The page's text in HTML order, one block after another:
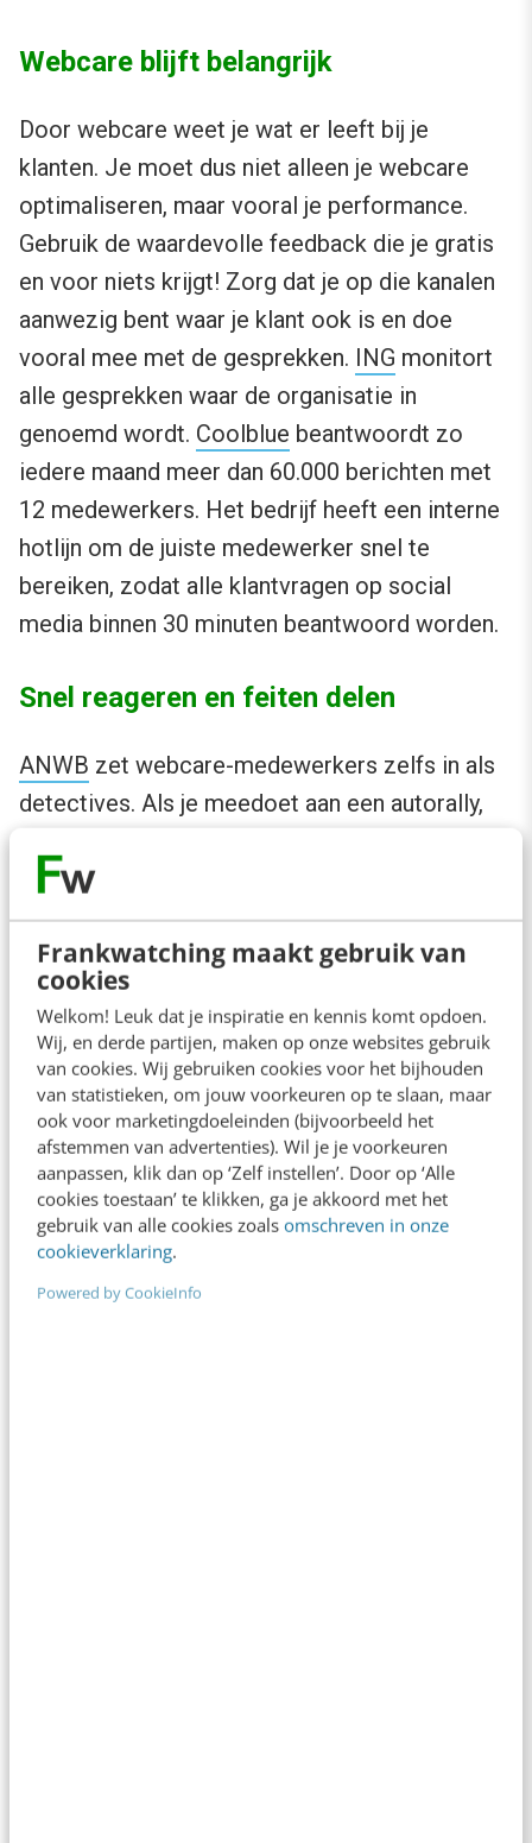
Frankwatching maakt gebruik van
cookies
Welkom! Leuk dat je inspiratie en kennis komt opdoen.
Wij, en derde partijen, maken op onze websites gebruik
van cookies. Wij gebruiken cookies voor het bijhouden
van statistieken, om jouw voorkeuren op te slaan, maar
ook voor marketingdoeleinden (bijvoorbeeld het
afstemmen van advertenties). Wil je je voorkeuren
aanpassen, klik dan op ‘Zelf instellen’. Door op ‘Alle
cookies toestaan’ te klikken, ga je akkoord met het
gebruik van alle cookies zoals omschreven in onze
cookieverklaring.
Powered by CookieInfo
Webcare blijft belangrijk
Door webcare weet je wat er leeft bij je
klanten. Je moet dus niet alleen je webcare
optimaliseren, maar vooral je performance.
Gebruik de waardevolle feedback die je gratis
en voor niets krijgt! Zorg dat je op die kanalen
aanwezig bent waar je klant ook is en doe
vooral mee met de gesprekken. ING monitort
alle gesprekken waar de organisatie in
genoemd wordt. Coolblue beantwoordt zo
iedere maand meer dan 60.000 berichten met
12 medewerkers. Het bedrijf heeft een interne
hotlijn om de juiste medewerker snel te
bereiken, zodat alle klantvragen op social
media binnen 30 minuten beantwoord worden.
Snel reageren en feiten delen
ANWB zet webcare-medewerkers zelfs in als
detectives. Als je meedoet aan een autorally,
Nederland. Dit kun je via social media
gemakkelijk achterhalen, omdat mensen
meestal verslag doen van zo’n rally op
Facebook en Twitter.
ander voorbeeld: als zich vroeger een crisis
voordeed was je daar al snel zes weken mee
bezig. Toen devliegkilometers van WNF-
medewerkers in opspraak kwamen, was de
crisis binnen een dag al weer voorbij. Via social
media kun je snel reageren en ook meteen
feiten communiceren. Bovendien zal een deel
van je fans je verdedigen.